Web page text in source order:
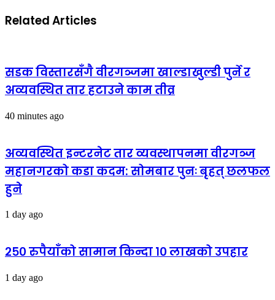
Related Articles
सडक विस्तारसँगै वीरगञ्जमा खाल्डाखुल्डी पुर्ने र
अव्यवस्थित तार हटाउने काम तीव्र
40 minutes ago
अव्यवस्थित इन्टरनेट तार व्यवस्थापनमा वीरगञ्ज
महानगरको कडा कदम: सोमबार पुनः बृहत् छलफल
हुने
1 day ago
२५० रुपैयाँको सामान किन्दा १० लाखको उपहार
1 day ago